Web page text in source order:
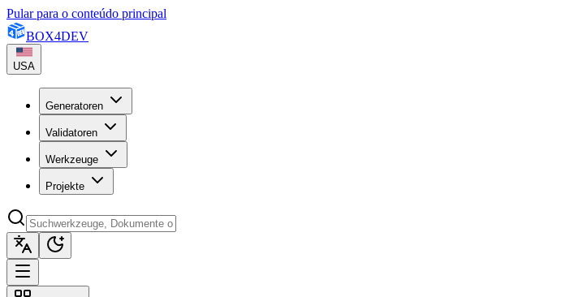
Pular para o conteúdo principal
BOX4DEV
USA
Generatoren
Validatoren
Werkzeuge
Projekte